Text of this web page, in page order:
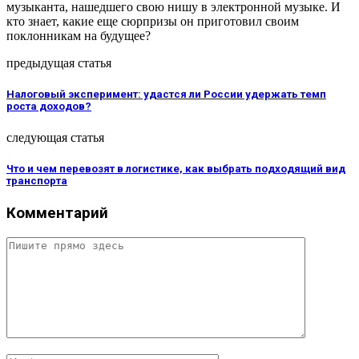
музыканта, нашедшего свою нишу в электронной музыке. И
кто знает, какие еще сюрпризы он приготовил своим
поклонникам на будущее?
предыдущая статья
Налоговый эксперимент: удастся ли России удержать темп
роста доходов?
следующая статья
Что и чем перевозят в логистике, как выбрать подходящий вид
транспорта
Комментарий